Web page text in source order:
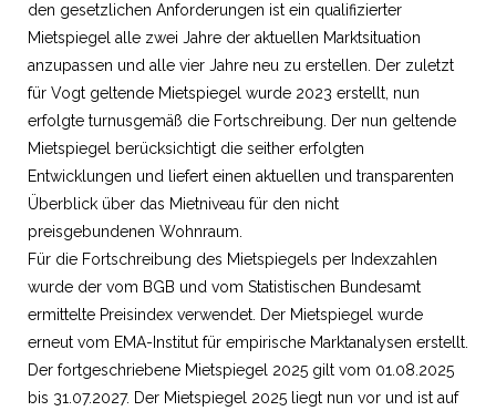
den gesetzlichen Anforderungen ist ein qualifizierter
Mietspiegel alle zwei Jahre der aktuellen Marktsituation
anzupassen und alle vier Jahre neu zu erstellen. Der zuletzt
für Vogt geltende Mietspiegel wurde 2023 erstellt, nun
erfolgte turnusgemäß die Fortschreibung. Der nun geltende
Mietspiegel berücksichtigt die seither erfolgten
Entwicklungen und liefert einen aktuellen und transparenten
Überblick über das Mietniveau für den nicht
preisgebundenen Wohnraum.
Für die Fortschreibung des Mietspiegels per Indexzahlen
wurde der vom BGB und vom Statistischen Bundesamt
ermittelte Preisindex verwendet. Der Mietspiegel wurde
erneut vom EMA-Institut für empirische Marktanalysen erstellt.
Der fortgeschriebene Mietspiegel 2025 gilt vom 01.08.2025
bis 31.07.2027. Der Mietspiegel 2025 liegt nun vor und ist auf